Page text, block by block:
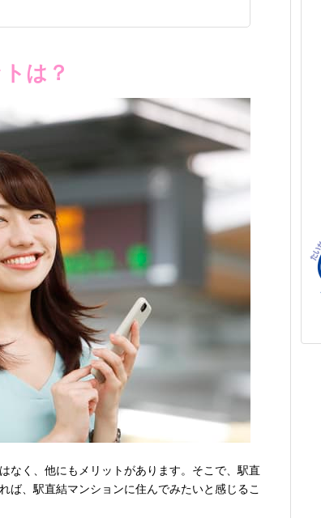
は？
なく、他にもメリットがあります。そこで、駅直
ば、駅直結マンションに住んでみたいと感じるこ